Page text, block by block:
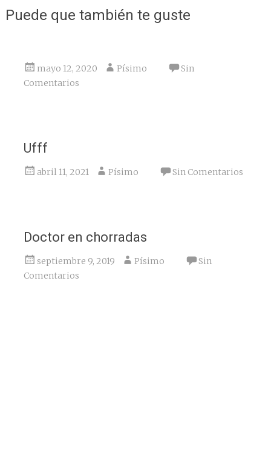
Puede que también te guste
mayo 12, 2020 Písimo
Sin
Comentarios
Ufff
abril 11, 2021 Písimo Sin Comentarios
Doctor en chorradas
septiembre 9, 2019 Písimo
Sin
Comentarios